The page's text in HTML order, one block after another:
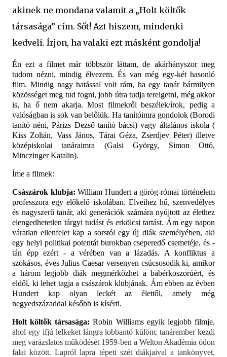
akinek ne mondana valamit a „Holt költők
társasága” cím. Sőt! Azt hiszem, mindenki
kedveli. Írjon, ha valaki ezt másként gondolja!
Én ezt a filmet már többször láttam, de akárhányszor meg
tudom nézni, mindig élvezem. És van még egy-két hasonló
film. Mindig nagy hatással volt rám, ha egy tanár bármilyen
közösséget meg tud fogni, jobb útra tudja terelgetni, még akkor
is, ha ő nem akarja. Most filmekről beszélek/írok, pedig a
valóságban is sok van belőlük. Ha tanítóimra gondolok (Borodi
tanító néni, Párizs Dezső tanító bácsi) vagy általános iskola (
Kiss Zoltán, Vass János, Tárai Géza, Zserdjev Péter) illetve
középiskolai tanáraimra (Galsi György, Simon Ottó,
Minczinger Katalin).
Íme a filmek:
Császárok klubja: William Hundert a görög-római történelem
professzora egy előkelő iskolában. Elveihez hű, szenvedélyes
és nagyszerű tanár, aki generációk számára nyújtott az élethez
elengedhetetlen tárgyi tudást és erkölcsi tartást. Ám egy napon
váratlan ellenfelet kap a sorstól egy új diák személyében, aki
egy helyi politikai potentát burokban cseperedő csemetéje, és -
tán épp ezért - a vérében van a lázadás. A konfliktus a
szokásos, éves Julius Caesar versenyen csúcsosodik ki, amikor
a három legjobb diák megmérkőzhet a babérkoszorúért, és
eldől, ki lehet tagja a császárok klubjának. Ám ebben az évben
Hundert kap olyan leckét az élettől, amely még
negyedszázaddal később is kísérti.
Holt költők társasága: Robin Williams egyik legjobb filmje,
ahol egy ifjú lelkeket lángra lobbantó különc tanárember kezdi
meg varázslatos működését 1959-ben a Welton Akadémia ódon
falai között. Lapról lapra tépeti szét diákjaival a tankönyvet,